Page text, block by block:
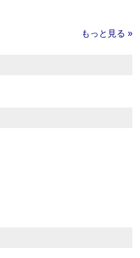
もっと見る »